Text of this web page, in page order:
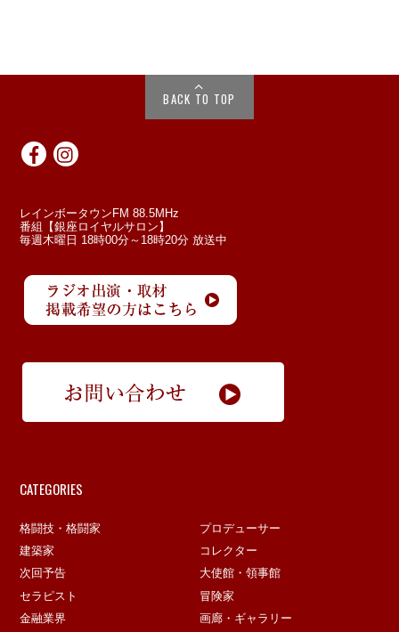
BACK TO TOP
レインボータウンFM 88.5MHz
番組【銀座ロイヤルサロン】
毎週木曜日 18時00分～18時20分 放送中
CATEGORIES
格闘技・格闘家
プロデューサー
建築家
コレクター
次回予告
大使館・領事館
セラピスト
冒険家
金融業界
画廊・ギャラリー